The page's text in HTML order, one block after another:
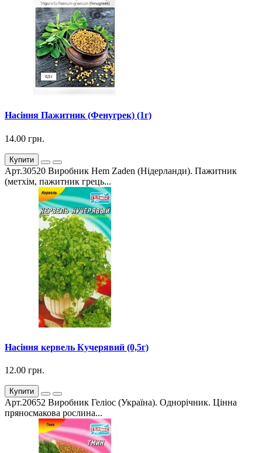
Насіння Пажитник (Фенугрек) (1г)
14.00 грн.
Купити
Арт.30520 Виробник Hem Zaden (Нідерланди). Пажитник
(метхім, пажитник грець...
Насіння кервель Кучерявий (0,5г)
12.00 грн.
Купити
Арт.20652 Виробник Геліос (Україна). Однорічник. Цінна
пряносмакова рослина...